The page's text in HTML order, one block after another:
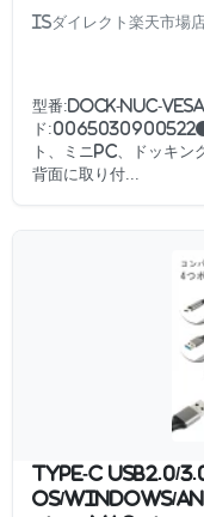
ISダイレクト楽天市場店
型番:DOCK-NUC-
ド
ト、ミニPC、ドッキ
背面に取り付...
TYPE-C USB2.0/
OS/Windows/